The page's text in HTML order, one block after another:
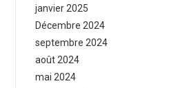
janvier 2025
Décembre 2024
septembre 2024
août 2024
mai 2024